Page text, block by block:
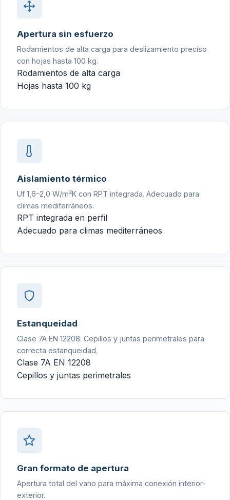
Apertura sin esfuerzo
Rodamientos de alta carga para deslizamiento preciso
con hojas hasta 100 kg.
Rodamientos de alta carga
Hojas hasta 100 kg
Aislamiento térmico
Uf 1,6–2,0 W/m²K con RPT integrada. Adecuado para
climas mediterráneos.
RPT integrada en perfil
Adecuado para climas mediterráneos
Estanqueidad
Clase 7A EN 12208. Cepillos y juntas perimetrales para
correcta estanqueidad.
Clase 7A EN 12208
Cepillos y juntas perimetrales
Gran formato de apertura
Apertura total del vano para máxima conexión interior-
exterior.